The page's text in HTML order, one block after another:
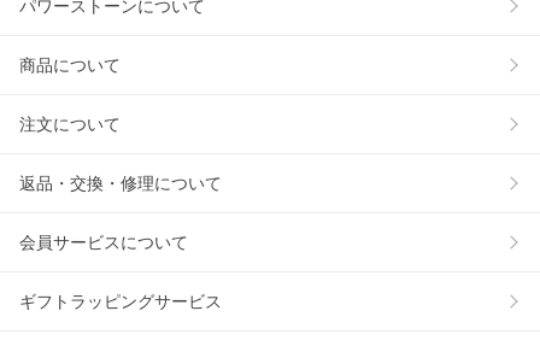
パワーストーンについて
商品について
注文について
返品・交換・修理について
会員サービスについて
ギフトラッピングサービス